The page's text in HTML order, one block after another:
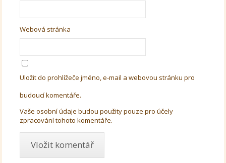
Webová stránka
Uložit do prohlížeče jméno, e-mail a webovou stránku pro
budoucí komentáře.
Vaše osobní údaje budou použity pouze pro účely
zpracování tohoto komentáře.